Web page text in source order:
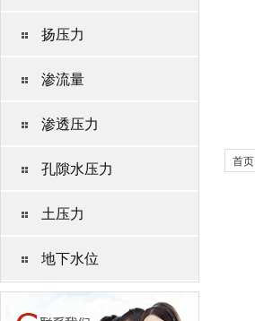
扬压力
渗流量
渗透压力
孔隙水压力
土压力
地下水位
首页